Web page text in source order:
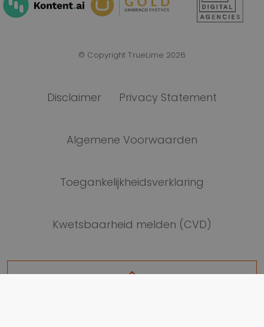
© Copyright TrueLime 2026
Disclaimer Privacy Statement
Algemene Voorwaarden
Toegankelijkheidsverklaring
Kwetsbaarheid melden (CVD)